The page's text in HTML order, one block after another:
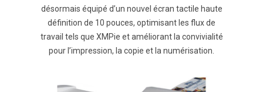
désormais équipé d’un nouvel écran tactile haute
définition de 10 pouces, optimisant les flux de
travail tels que XMPie et améliorant la convivialité
pour l’impression, la copie et la numérisation.